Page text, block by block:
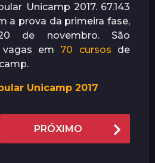
Unicamp 2017. 67.143
a prova da primeira fase,
de novembro. São
vagas em 70 cursos de
Unicamp 2017
PRÓXIMO